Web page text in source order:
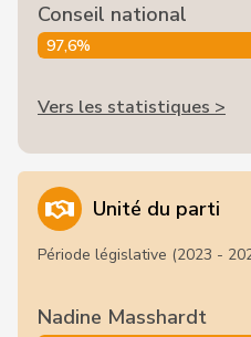
Conseil national
97,6%
Vers les statistiques >
Unité du parti
Période législative (2023 -
Nadine Masshardt